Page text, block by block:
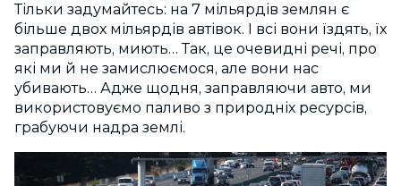
Тільки задумайтесь: на 7 мільярдів землян є
більше двох мільярдів автівок. І всі вони їздять, їх
заправляють, миють… Так, це очевидні речі, про
які ми й не замислюємося, але вони нас
убивають… Адже щодня, заправляючи авто, ми
використовуємо паливо з природніх ресурсів,
грабуючи надра землі.